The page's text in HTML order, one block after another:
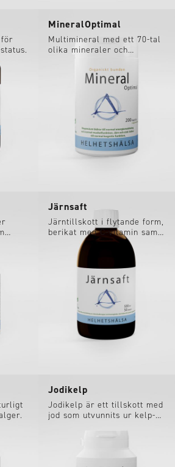
MineralOptimal
Multimineral med ett 70-tal
olika mineraler och
Järnsaft
Järntillskott i flytande form,
berikat med C-vitamin samt
B-vitaminer, inklusive
folsyra.
Jodikelp
Jodikelp är ett tillskott med
jod som utvunnits ur kelp-